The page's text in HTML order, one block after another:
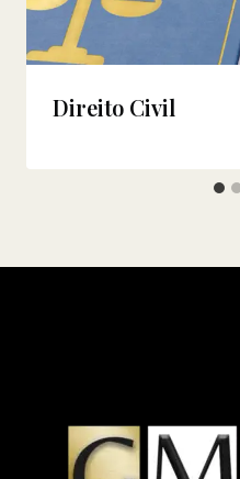
Direito Civil